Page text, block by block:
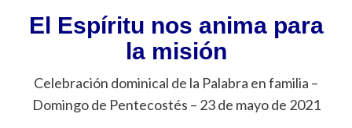
El Espíritu nos anima para
la misión
Celebración dominical de la Palabra en familia –
Domingo de Pentecostés – 23 de mayo de 2021